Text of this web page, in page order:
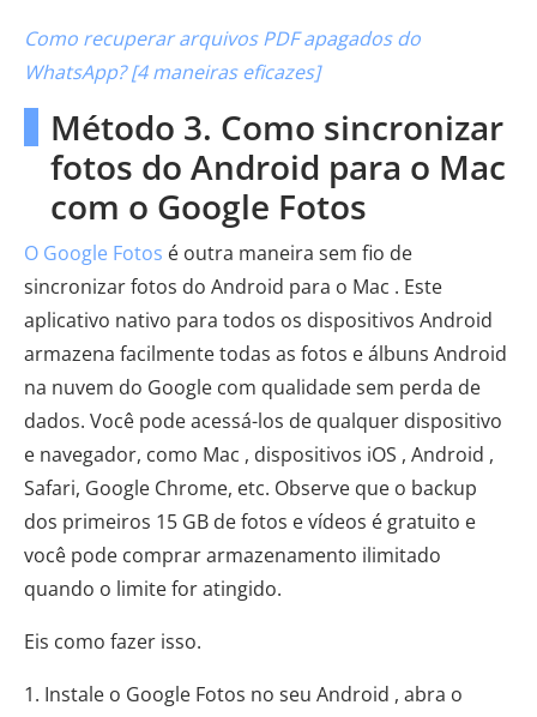
Como recuperar arquivos PDF apagados do
WhatsApp? [4 maneiras eficazes]
Método 3. Como sincronizar
fotos do Android para o Mac
com o Google Fotos
O Google Fotos é outra maneira sem fio de
sincronizar fotos do Android para o Mac . Este
aplicativo nativo para todos os dispositivos Android
armazena facilmente todas as fotos e álbuns Android
na nuvem do Google com qualidade sem perda de
dados. Você pode acessá-los de qualquer dispositivo
e navegador, como Mac , dispositivos iOS , Android ,
Safari, Google Chrome, etc. Observe que o backup
dos primeiros 15 GB de fotos e vídeos é gratuito e
você pode comprar armazenamento ilimitado
quando o limite for atingido.
Eis como fazer isso.
1. Instale o Google Fotos no seu Android , abra o